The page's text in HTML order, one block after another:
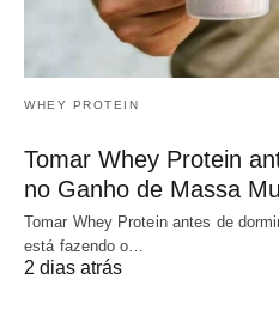
WHEY PROTEIN
Tomar Whey Protein
no Ganho de Massa
Tomar Whey Protein antes de
está fazendo o…
2 dias atrás